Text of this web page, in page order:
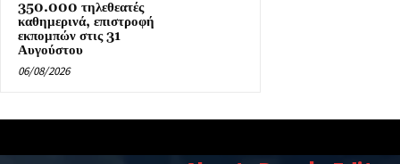
350.000 τηλεθεατές
καθημερινά, επιστροφή
εκπομπών στις 31
Αυγούστου
06/08/2026